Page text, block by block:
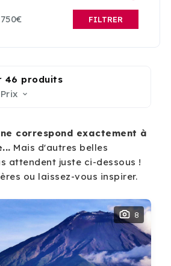
FILTRER
46 produits
Prix
correspond exactement à
Mais d'autres belles
attendent juste ci-dessous !
ou laissez-vous inspirer.
8